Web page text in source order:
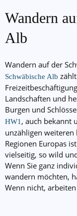
Wandern
Alb
Wandern auf der
Schwäbische Alb
Landschaften und
Burgen und
HW1, auch bekannt
unzähligen
Regionen Europas
vielseitig, so wild
Wenn Sie ganz
wandern möchten,
Wenn nicht,